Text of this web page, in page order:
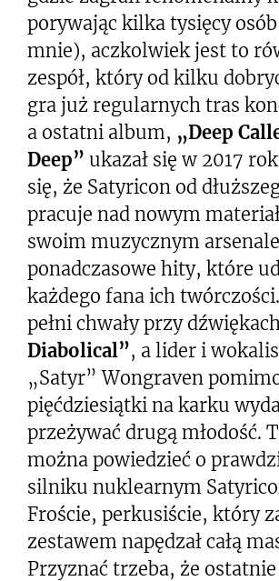
porywając kilka tysięcy
mnie), aczkolwiek jest to
zespół, który od kilku
gra już regularnych tras
a ostatni album, „Deep
Deep” ukazał się w 2017
się, że Satyricon od
pracuje nad nowym
swoim muzycznym
ponadczasowe hity, które
każdego fana ich
pełni chwały przy
Diabolical”, a lider i
„Satyr” Wongraven
pięćdziesiątki na karku
przeżywać drugą młodość.
można powiedzieć o
silniku nuklearnym
Froście, perkusiście, który
zestawem napędzał całą
Przyznać trzeba, że